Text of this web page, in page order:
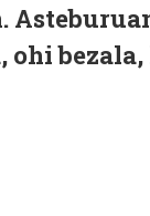
ohi